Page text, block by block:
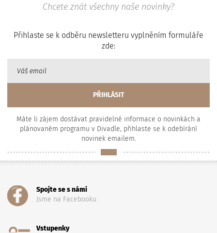
Chcete znát všechny naše novinky?
Přihlaste se k odběru newsletteru vyplněním formuláře
zde:
Máte li zájem dostávat pravidelné informace o novinkách a
plánovaném programu v Divadle, přihlaste se k odebírání
novinek emailem.
Spojte se s námi
Jsme na Facebooku
Vstupenky